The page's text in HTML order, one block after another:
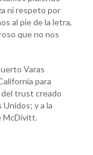
ni respeto por
al pie de la letra,
que no nos
Varas
para
trust creado
y a la
McDivitt.